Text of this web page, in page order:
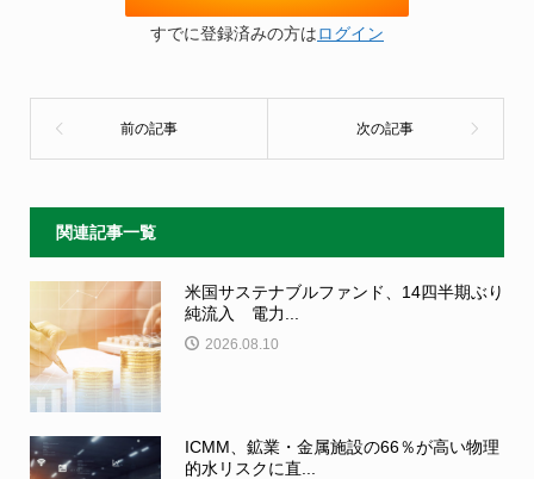
すでに登録済みの方はログイン
関連記事一覧
米国サステナブルファンド、14四半期ぶり
純流入 電力...
2026.08.10
ICMM、鉱業・金属施設の66％が高い物理
的水リスクに直...